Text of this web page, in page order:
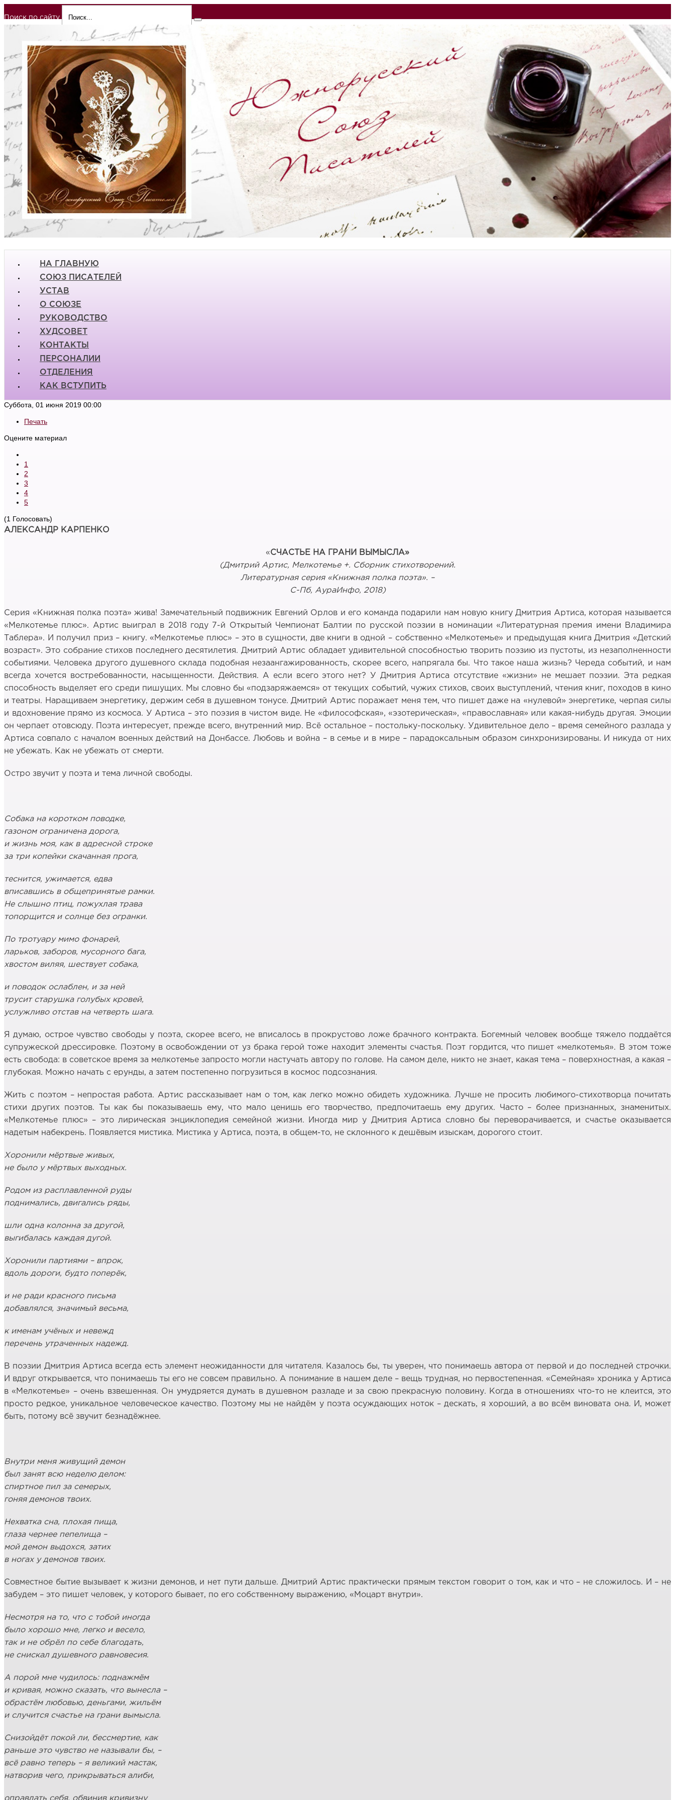
Поиск по сайту
НА ГЛАВНУЮ
СОЮЗ ПИСАТЕЛЕЙ
УСТАВ
О СОЮЗЕ
РУКОВОДСТВО
ХУДСОВЕТ
КОНТАКТЫ
ПЕРСОНАЛИИ
ОТДЕЛЕНИЯ
КАК ВСТУПИТЬ
Суббота, 01 июня 2019 00:00
Печать
Оцените материал
1
2
3
4
5
(1 Голосовать)
АЛЕКСАНДР КАРПЕНКО
«СЧАСТЬЕ НА ГРАНИ ВЫМЫСЛА»
(Дмитрий Артис, Мелкотемье +. Сборник стихотворений.
Литературная серия «Книжная полка поэта». –
С-Пб, АураИнфо, 2018)
Серия «Книжная полка поэта» жива! Замечательный подвижник Евгений Орлов и его команда подарили нам новую книгу Дмитрия Артиса, которая называется
«Мелкотемье плюс». Артис выиграл в 2018 году 7-й Открытый Чемпионат Балтии по русской поэзии в номинации «Литературная премия имени Владимира
Таблера». И получил приз – книгу. «Мелкотемье плюс» – это в сущности, две книги в одной – собственно «Мелкотемье» и предыдущая книга Дмитрия «Детский
возраст». Это собрание стихов последнего десятилетия. Дмитрий Артис обладает удивительной способностью творить поэзию из пустоты, из незаполненности
событиями. Человека другого душевного склада подобная незаангажированность, скорее всего, напрягала бы. Что такое наша жизнь? Череда событий, и нам
всегда хочется востребованности, насыщенности. Действия. А если всего этого нет? У Дмитрия Артиса отсутствие «жизни» не мешает поэзии. Эта редкая
способность выделяет его среди пишущих. Мы словно бы «подзаряжаемся» от текущих событий, чужих стихов, своих выступлений, чтения книг, походов в кино
и театры. Наращиваем энергетику, держим себя в душевном тонусе. Дмитрий Артис поражает меня тем, что пишет даже на «нулевой» энергетике, черпая силы
и вдохновение прямо из космоса. У Артиса – это поэзия в чистом виде. Не «философская», «эзотерическая», «православная» или какая-нибудь другая. Эмоции
он черпает отовсюду. Поэта интересует, прежде всего, внутренний мир. Всё остальное – постольку-поскольку. Удивительное дело – время семейного разлада у
Артиса совпало с началом военных действий на Донбассе. Любовь и война – в семье и в мире – парадоксальным образом синхронизированы. И никуда от них
не убежать. Как не убежать от смерти.
Остро звучит у поэта и тема личной свободы.
Собака на коротком поводке,
газоном ограничена дорога,
и жизнь моя, как в адресной строке
за три копейки скачанная прога,
теснится, ужимается, едва
вписавшись в общепринятые рамки.
Не слышно птиц, пожухлая трава
топорщится и солнце без огранки.
По тротуару мимо фонарей,
ларьков, заборов, мусорного бага,
хвостом виляя, шествует собака,
и поводок ослаблен, и за ней
трусит старушка голубых кровей,
услужливо отстав на четверть шага.
Я думаю, острое чувство свободы у поэта, скорее всего, не вписалось в прокрустово ложе брачного контракта. Богемный человек вообще тяжело поддаётся
супружеской дрессировке. Поэтому в освобождении от уз брака герой тоже находит элементы счастья. Поэт гордится, что пишет «мелкотемья». В этом тоже
есть свобода: в советское время за мелкотемье запросто могли настучать автору по голове. На самом деле, никто не знает, какая тема – поверхностная, а какая –
глубокая. Можно начать с ерунды, а затем постепенно погрузиться в космос подсознания.
Жить с поэтом – непростая работа. Артис рассказывает нам о том, как легко можно обидеть художника. Лучше не просить любимого-стихотворца почитать
стихи других поэтов. Ты как бы показываешь ему, что мало ценишь его творчество, предпочитаешь ему других. Часто – более признанных, знаменитых.
«Мелкотемье плюс» – это лирическая энциклопедия семейной жизни. Иногда мир у Дмитрия Артиса словно бы переворачивается, и счастье оказывается
надетым набекрень. Появляется мистика. Мистика у Артиса, поэта, в общем-то, не склонного к дешёвым изыскам, дорогого стоит.
Хоронили мёртвые живых,
не было у мёртвых выходных.
Родом из расплавленной руды
поднимались, двигались ряды,
шли одна колонна за другой,
выгибалась каждая дугой.
Хоронили партиями – впрок,
вдоль дороги, будто поперёк,
и не ради красного письма
добавлялся, значимый весьма,
к именам учёных и невежд
перечень утраченных надежд.
В поэзии Дмитрия Артиса всегда есть элемент неожиданности для читателя. Казалось бы, ты уверен, что понимаешь автора от первой и до последней строчки.
И вдруг открывается, что понимаешь ты его не совсем правильно. А понимание в нашем деле – вещь трудная, но первостепенная. «Семейная» хроника у Артиса
в «Мелкотемье» – очень взвешенная. Он умудряется думать в душевном разладе и за свою прекрасную половину. Когда в отношениях что-то не клеится, это
просто редкое, уникальное человеческое качество. Поэтому мы не найдём у поэта осуждающих ноток – дескать, я хороший, а во всём виновата она. И, может
быть, потому всё звучит безнадёжнее.
Внутри меня живущий демон
был занят всю неделю делом:
спиртное пил за семерых,
гоняя демонов твоих.
Нехватка сна, плохая пища,
глаза чернее пепелища –
мой демон выдохся, затих
в ногах у демонов твоих.
Совместное бытие вызывает к жизни демонов, и нет пути дальше. Дмитрий Артис практически прямым текстом говорит о том, как и что – не сложилось. И – не
забудем – это пишет человек, у которого бывает, по его собственному выражению, «Моцарт внутри».
Несмотря на то, что с тобой иногда
было хорошо мне, легко и весело,
так и не обрёл по себе благодать,
не снискал душевного равновесия.
А порой мне чудилось: поднажмём
и кривая, можно сказать, что вынесла –
обрастём любовью, деньгами, жильём
и случится счастье на грани вымысла.
Снизойдёт покой ли, бессмертие, как
раньше это чувство не называли бы, –
всё равно теперь – я великий мастак,
натворив чего, прикрываться алиби,
оправдать себя, обвинив кривизну